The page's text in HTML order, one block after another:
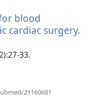
口）
blood
cardiac surgery.
33.
21160681